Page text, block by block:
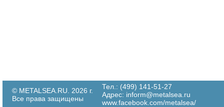
© METALSEA.RU. 2026 г.
Все права защищены
Тел.: (499) 141-51-27
Адрес: inform@metalsea.ru
www.facebook.com/metalsea/